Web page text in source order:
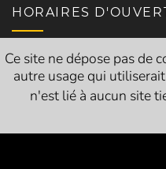
HORAIRES
Jeudi
Ce site ne dépose pas de
autre usage qui
n'est lié à aucun site